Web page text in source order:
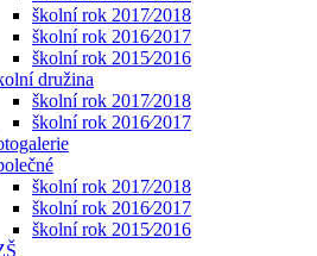
školní rok 2017⁄2018
školní rok 2016⁄2017
školní rok 2015⁄2016
družina
školní rok 2017⁄2018
školní rok 2016⁄2017
školní rok 2017⁄2018
školní rok 2016⁄2017
školní rok 2015⁄2016